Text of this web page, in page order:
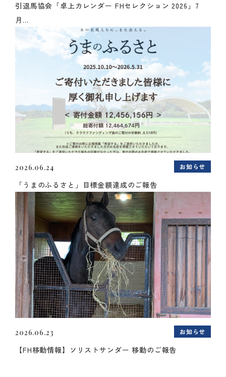
引退馬協会「卓上カレンダー FHセレクション 2026」7
月...
2026.06.24 お知らせ
「うまのふるさと」目標金額達成のご報告
2026.06.23 お知らせ
【FH移動情報】ソリストサンダー 移動のご報告